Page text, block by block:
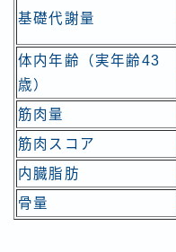
基礎代謝量
体内年齢（実年齢43
歳）
筋肉量
筋肉スコア
内臓脂肪
骨量